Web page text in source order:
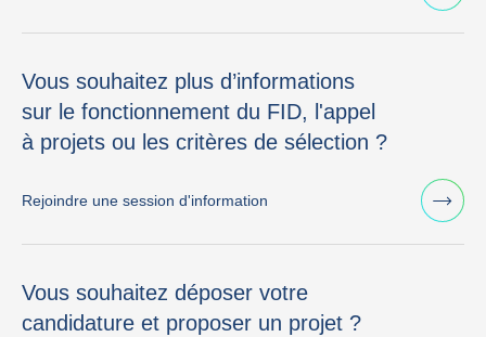
Vous souhaitez plus d’informations
sur le fonctionnement du FID, l'appel
à projets ou les critères de sélection ?
Rejoindre une session d'information
Vous souhaitez déposer votre
candidature et proposer un projet ?